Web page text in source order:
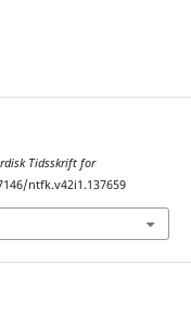
Tidsskrift for
ntfk.v42i1.137659